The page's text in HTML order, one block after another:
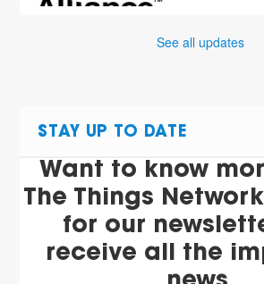
See all updates
STAY UP TO DATE
Want to know
The Things
for our
receive all the